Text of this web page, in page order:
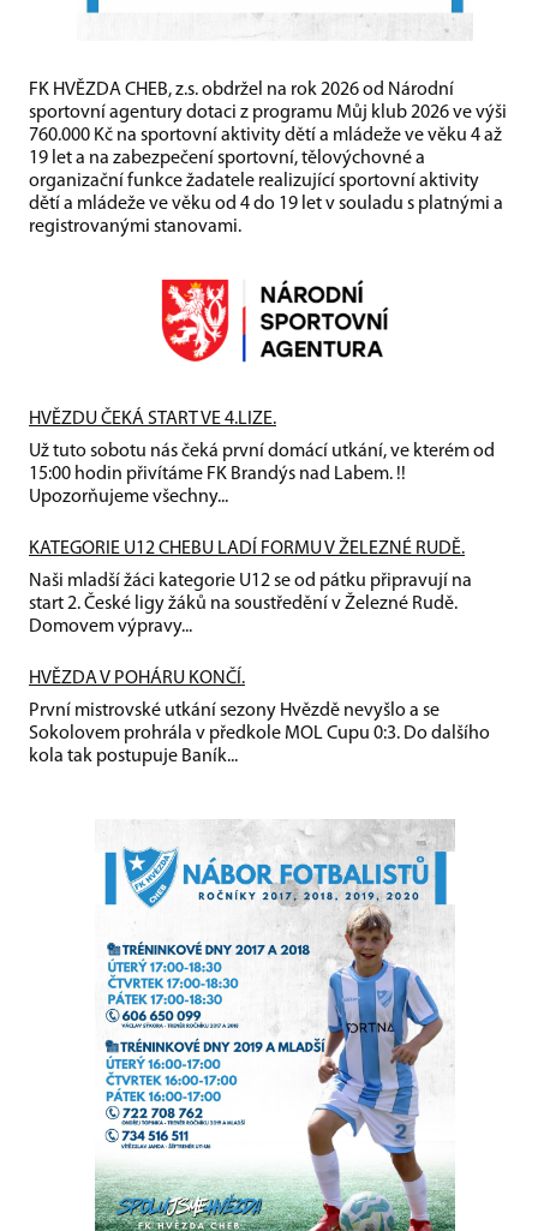
FK HVĚZDA CHEB, z.s. obdržel na rok 2026 od Národní
sportovní agentury dotaci z programu Můj klub 2026 ve výši
760.000 Kč na sportovní aktivity dětí a mládeže ve věku 4 až
19 let a na zabezpečení sportovní, tělovýchovné a
organizační funkce žadatele realizující sportovní aktivity
dětí a mládeže ve věku od 4 do 19 let v souladu s platnými a
registrovanými stanovami.
HVĚZDU ČEKÁ START VE 4.LIZE.
Už tuto sobotu nás čeká první domácí utkání, ve kterém od
15:00 hodin přivítáme FK Brandýs nad Labem. !!
Upozorňujeme všechny...
KATEGORIE U12 CHEBU LADÍ FORMU V ŽELEZNÉ RUDĚ.
Naši mladší žáci kategorie U12 se od pátku připravují na
start 2. České ligy žáků na soustředění v Železné Rudě.
Domovem výpravy...
HVĚZDA V POHÁRU KONČÍ.
První mistrovské utkání sezony Hvězdě nevyšlo a se
Sokolovem prohrála v předkole MOL Cupu 0:3. Do dalšího
kola tak postupuje Baník...